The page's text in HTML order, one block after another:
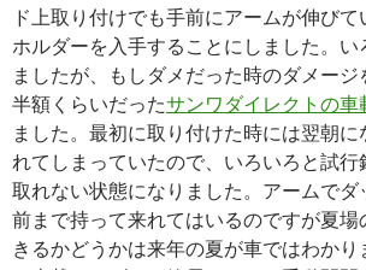
ド上取り付けでも手前にアームが伸び
ホルダーを入手することにしました。い
ましたが、もしダメだった時のダメー
半額くらいだったサンワダイレクトの車
ました。最初に取り付けた時には翌朝に
れてしまっていたので、いろいろと試
取れない状態になりました。アームでダ
前まで持って来れてはいるのですが夏場
きるかどうかは来年の夏が車ではわか